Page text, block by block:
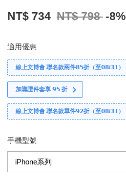
NT$ 734 NT$ 798 -8%
適用優惠
線上文博會 聯名款兩件𝟴𝟱折（至𝟬𝟴/𝟯𝟭）
加購證件套享 𝟵𝟱 折
線上文博會 聯名款單件𝟵𝟮折（至𝟬𝟴/𝟯𝟭）
手機型號